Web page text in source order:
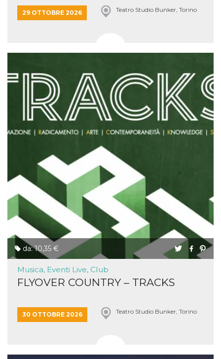
29 OTTOBRE 2026 Teatro Studio Bunker, Torino
da: 10,35 €
Musica, Eventi Live, Club
FLYOVER COUNTRY – TRACKS
30 OTTOBRE 2026 Teatro Studio Bunker, Torino